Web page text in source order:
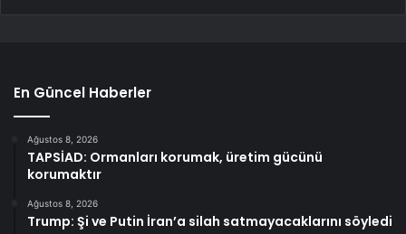
En Güncel Haberler
Ağustos 8, 2026
TAPSİAD: Ormanları korumak, üretim gücünü
korumaktır
Ağustos 8, 2026
Trump: Şi ve Putin İran’a silah satmayacaklarını söyledi